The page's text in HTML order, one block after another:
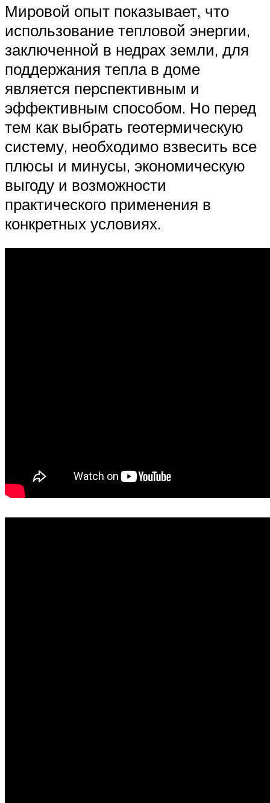
Мировой опыт показывает, что
использование тепловой энергии,
заключенной в недрах земли, для
поддержания тепла в доме
является перспективным и
эффективным способом. Но перед
тем как выбрать геотермическую
систему, необходимо взвесить все
плюсы и минусы, экономическую
выгоду и возможности
практического применения в
конкретных условиях.